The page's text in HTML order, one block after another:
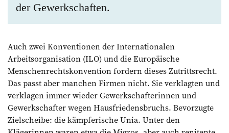
der Gewerkschaften.
Auch zwei Konventionen der Internationalen
Arbeitsorganisation (ILO) und die Europäische
Menschenrechtskonvention fordern dieses Zutrittsrecht.
Das passt aber manchen Firmen nicht. Sie verklagten und
verklagen immer wieder Gewerkschafterinnen und
Gewerkschafter wegen Hausfriedensbruchs. Bevorzugte
Zielscheibe: die kämpferische Unia. Unter den